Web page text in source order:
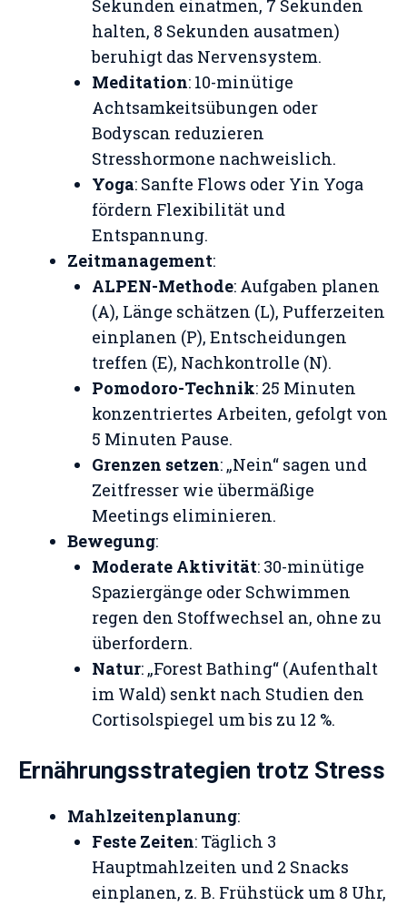
Sekunden einatmen, 7 Sekunden
halten, 8 Sekunden ausatmen)
beruhigt das Nervensystem.
Meditation: 10-minütige
Achtsamkeitsübungen oder
Bodyscan reduzieren
Stresshormone nachweislich.
Yoga: Sanfte Flows oder Yin Yoga
fördern Flexibilität und
Entspannung.
Zeitmanagement:
ALPEN-Methode: Aufgaben planen
(A), Länge schätzen (L), Pufferzeiten
einplanen (P), Entscheidungen
treffen (E), Nachkontrolle (N).
Pomodoro-Technik: 25 Minuten
konzentriertes Arbeiten, gefolgt von
5 Minuten Pause.
Grenzen setzen: „Nein“ sagen und
Zeitfresser wie übermäßige
Meetings eliminieren.
Bewegung:
Moderate Aktivität: 30-minütige
Spaziergänge oder Schwimmen
regen den Stoffwechsel an, ohne zu
überfordern.
Natur: „Forest Bathing“ (Aufenthalt
im Wald) senkt nach Studien den
Cortisolspiegel um bis zu 12 %.
Ernährungsstrategien trotz Stress
Mahlzeitenplanung:
Feste Zeiten: Täglich 3
Hauptmahlzeiten und 2 Snacks
einplanen, z. B. Frühstück um 8 Uhr,